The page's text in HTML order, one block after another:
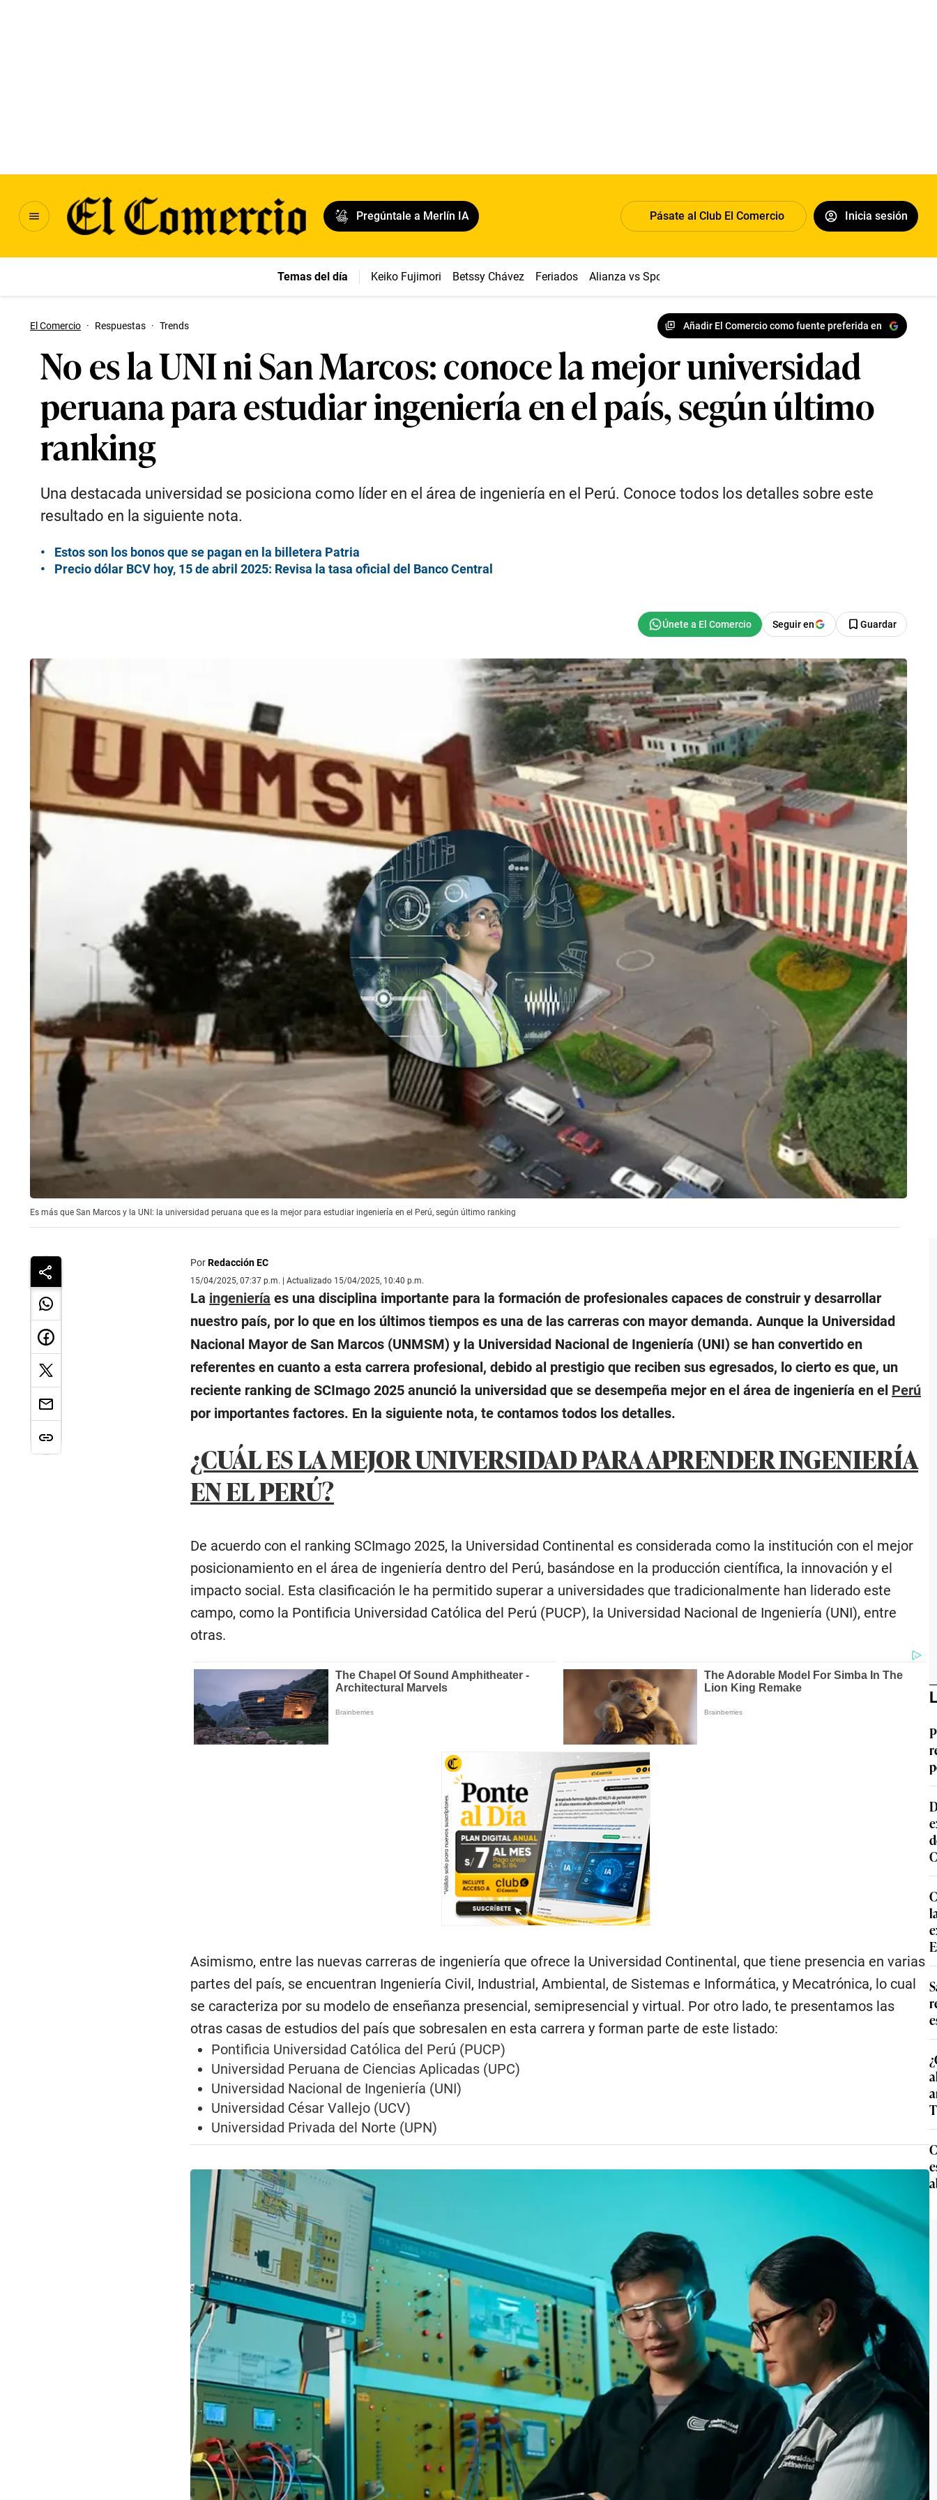
Pregúntale a Merlín IA Pásate al Club El Comercio Inicia sesión
Temas del día Keiko Fujimori Betssy Chávez Feriados Alianza vs Sport Boys
El Comercio · Respuestas · Trends Añadir El Comercio como fuente preferida en
No es la UNI ni San Marcos: conoce la mejor universidad
peruana para estudiar ingeniería en el país, según último
ranking
Una destacada universidad se posiciona como líder en el área de ingeniería en el Perú. Conoce todos los detalles sobre este
resultado en la siguiente nota.
Estos son los bonos que se pagan en la billetera Patria
Precio dólar BCV hoy, 15 de abril 2025: Revisa la tasa oficial del Banco Central
Seguir en Guardar
Es más que San Marcos y la UNI: la universidad peruana que es la mejor para estudiar ingeniería en el Perú, según último ranking
PorRedacción EC
15/04/2025, 07:37 p.m. | Actualizado 15/04/2025, 10:40 p.m.
La ingeniería es una disciplina importante para la formación de profesionales capaces de construir y desarrollar
nuestro país, por lo que en los últimos tiempos es una de las carreras con mayor demanda. Aunque la Universidad
Nacional Mayor de San Marcos (UNMSM) y la Universidad Nacional de Ingeniería (UNI) se han convertido en
referentes en cuanto a esta carrera profesional, debido al prestigio que reciben sus egresados, lo cierto es que, un
reciente ranking de SCImago 2025 anunció la universidad que se desempeña mejor en el área de ingeniería en el Perú
por importantes factores. En la siguiente nota, te contamos todos los detalles.
¿CUÁL ES LA MEJOR UNIVERSIDAD PARA APRENDER INGENIERÍA
EN EL PERÚ?
De acuerdo con el ranking SCImago 2025, la Universidad Continental es considerada como la institución con el mejor
posicionamiento en el área de ingeniería dentro del Perú, basándose en la producción científica, la innovación y el
impacto social. Esta clasificación le ha permitido superar a universidades que tradicionalmente han liderado este
campo, como la Pontificia Universidad Católica del Perú (PUCP), la Universidad Nacional de Ingeniería (UNI), entre
otras.
Asimismo, entre las nuevas carreras de ingeniería que ofrece la Universidad Continental, que tiene presencia en varias
partes del país, se encuentran Ingeniería Civil, Industrial, Ambiental, de Sistemas e Informática, y Mecatrónica, lo cual
se caracteriza por su modelo de enseñanza presencial, semipresencial y virtual. Por otro lado, te presentamos las
otras casas de estudios del país que sobresalen en esta carrera y forman parte de este listado:
Pontificia Universidad Católica del Perú (PUCP)
Universidad Peruana de Ciencias Aplicadas (UPC)
Universidad Nacional de Ingeniería (UNI)
Universidad César Vallejo (UCV)
Universidad Privada del Norte (UPN)